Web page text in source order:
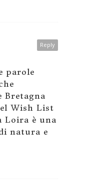
Reply
parole
Bretagna
Wish List
Loira è una
natura e